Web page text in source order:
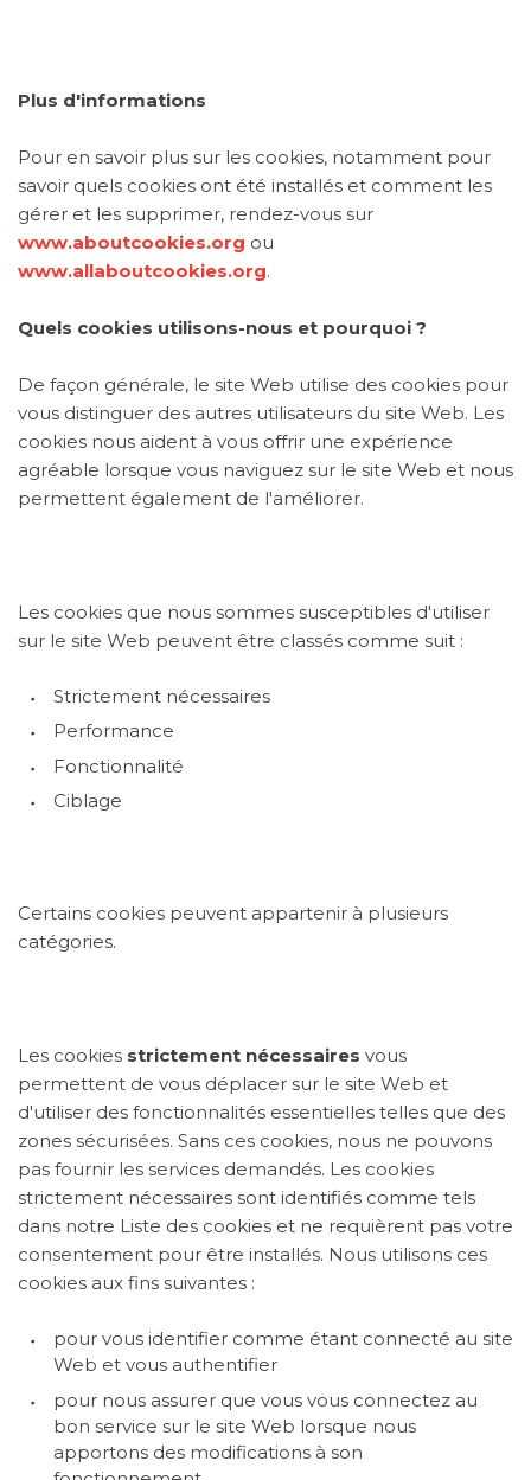
Plus d'informations
Pour en savoir plus sur les cookies, notamment pour
savoir quels cookies ont été installés et comment les
gérer et les supprimer, rendez-vous sur
www.aboutcookies.org ou
www.allaboutcookies.org.
Quels cookies utilisons-nous et pourquoi ?
De façon générale, le site Web utilise des cookies pour
vous distinguer des autres utilisateurs du site Web. Les
cookies nous aident à vous offrir une expérience
agréable lorsque vous naviguez sur le site Web et nous
permettent également de l'améliorer.
Les cookies que nous sommes susceptibles d'utiliser
sur le site Web peuvent être classés comme suit :
Strictement nécessaires
Performance
Fonctionnalité
Ciblage
Certains cookies peuvent appartenir à plusieurs
catégories.
Les cookies strictement nécessaires vous
permettent de vous déplacer sur le site Web et
d'utiliser des fonctionnalités essentielles telles que des
zones sécurisées. Sans ces cookies, nous ne pouvons
pas fournir les services demandés. Les cookies
strictement nécessaires sont identifiés comme tels
dans notre Liste des cookies et ne requièrent pas votre
consentement pour être installés. Nous utilisons ces
cookies aux fins suivantes :
pour vous identifier comme étant connecté au site
Web et vous authentifier
pour nous assurer que vous vous connectez au
bon service sur le site Web lorsque nous
apportons des modifications à son